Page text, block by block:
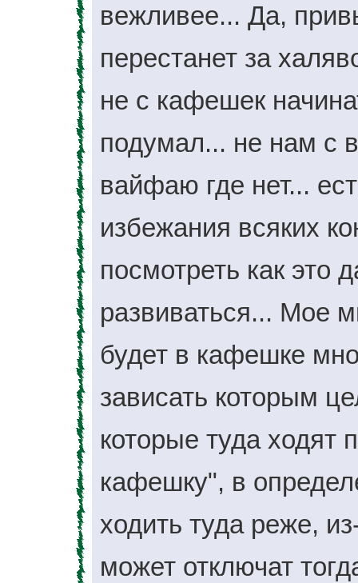
вежливее... Да,
перестанет за
не с кафешек
подумал... не нам с
вайфаю где нет...
избежания всяких
посмотреть как это
развиваться... Мое
будет в кафешке
зависать которым
которые туда ходят
кафешку", в
ходить туда реже,
может отключат